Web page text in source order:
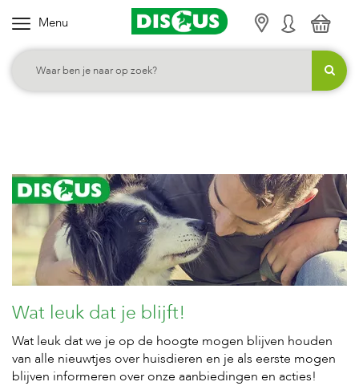
Menu
K
i
e
c
a
t
e
g
o
r
i
e
Wat leuk dat je blijft!
Wat leuk dat we je op de hoogte mogen blijven houden
van alle nieuwtjes over huisdieren en je als eerste mogen
blijven informeren over onze aanbiedingen en acties!